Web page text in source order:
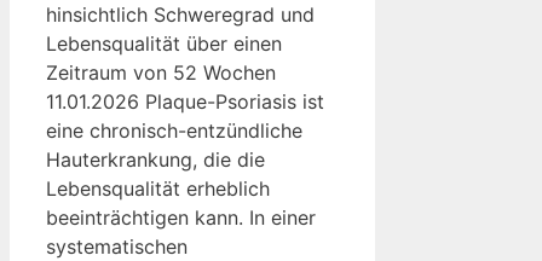
hinsichtlich Schweregrad und
Lebensqualität über einen
Zeitraum von 52 Wochen
11.01.2026 Plaque-Psoriasis ist
eine chronisch-entzündliche
Hauterkrankung, die die
Lebensqualität erheblich
beeinträchtigen kann. In einer
systematischen